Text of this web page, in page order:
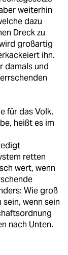
weiterhin
dazu
Dreck zu
großartig
ihn.
damals und
für das Volk,
heißt es im
retten
wert, wenn
Wie groß
wenn sein
nach Unten.